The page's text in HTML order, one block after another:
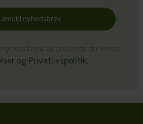
nyhedsbrev
accepterer du vores
og Privatlivspolitik.